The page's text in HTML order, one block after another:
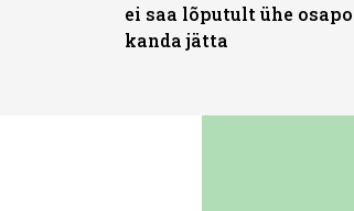
ei saa lõputult ühe
kanda jätta